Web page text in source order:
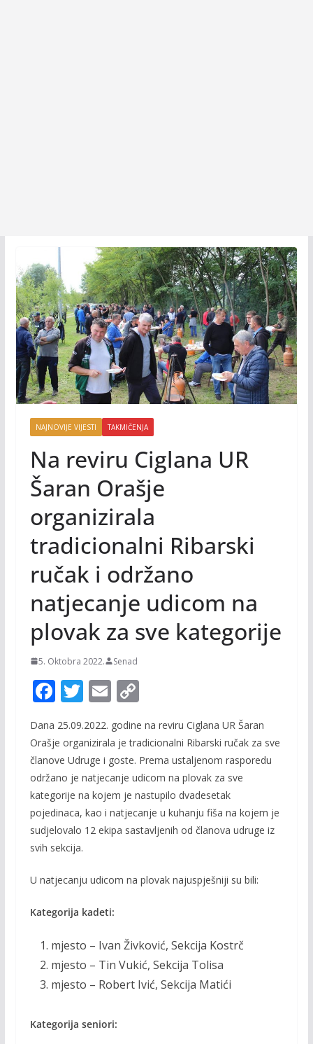
NAJNOVIJE VIJESTI TAKMIČENJA
Na reviru Ciglana UR
Šaran Orašje
organizirala
tradicionalni Ribarski
ručak i održano
natjecanje udicom na
plovak za sve kategorije
5. Oktobra 2022. Senad
F
e
b
o
o
k
T
itt
er
E
m
ai
l
C
p
y
Li
n
k
Dana 25.09.2022. godine na reviru Ciglana UR Šaran
Orašje organizirala je tradicionalni Ribarski ručak za sve
članove Udruge i goste. Prema ustaljenom rasporedu
održano je natjecanje udicom na plovak za sve
kategorije na kojem je nastupilo dvadesetak
pojedinaca, kao i natjecanje u kuhanju fiša na kojem je
sudjelovalo 12 ekipa sastavljenih od članova udruge iz
svih sekcija.
U natjecanju udicom na plovak najuspješniji su bili:
Kategorija kadeti:
mjesto – Ivan Živković, Sekcija Kostrč
mjesto – Tin Vukić, Sekcija Tolisa
mjesto – Robert Ivić, Sekcija Matići
Kategorija seniori: